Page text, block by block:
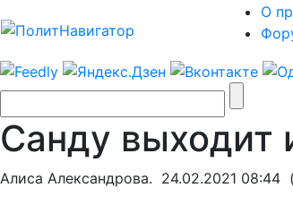
О
Санду выходит
Алиса Александрова. 24.02.2021 08:44